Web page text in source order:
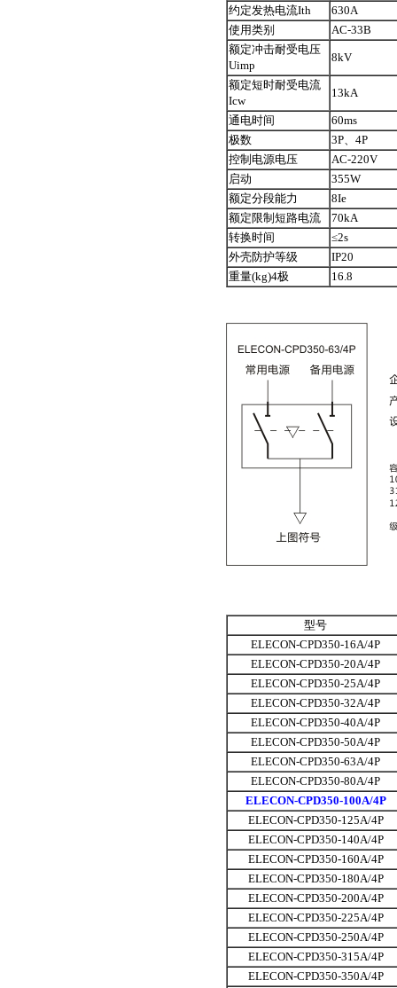
约定发热电流Ith
630A
使用类别
AC-33B
额定冲击耐受电压
Uimp
8kV
额定短时耐受电流
Icw
13kA
通电时间
60ms
极数
3P、4P
控制电源电压
AC-220V
启动
355W
额定分段能力
8Ie
额定限制短路电流
70kA
转换时间
≤2s
外壳防护等级
IP20
重量(kg)4极
16.8
型号
ELECON-CPD350-16A/4P
ELECON-CPD350-20A/4P
ELECON-CPD350-25A/4P
ELECON-CPD350-32A/4P
ELECON-CPD350-40A/4P
ELECON-CPD350-50A/4P
ELECON-CPD350-63A/4P
ELECON-CPD350-80A/4P
ELECON-CPD350-100A/4P
ELECON-CPD350-125A/4P
ELECON-CPD350-140A/4P
ELECON-CPD350-160A/4P
ELECON-CPD350-180A/4P
ELECON-CPD350-200A/4P
ELECON-CPD350-225A/4P
ELECON-CPD350-250A/4P
ELECON-CPD350-315A/4P
ELECON-CPD350-350A/4P